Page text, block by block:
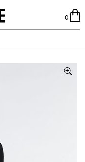
MACKAGE
0